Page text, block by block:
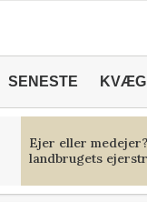
SENESTE KVÆG
Ejer eller
landbrugets